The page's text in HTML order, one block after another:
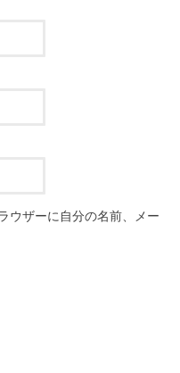
ウザーに自分の名前、メー